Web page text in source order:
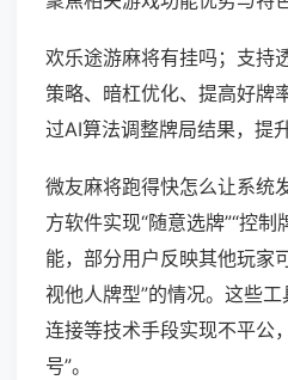
欢乐途游麻将有挂吗；支持
策略、暗杠优化、提高好牌
过AI算法调整牌局结果，提
微友麻将跑得快怎么让系统
方软件实现“随意选牌”“控制
能，部分用户反映其他玩家
视他人牌型”的情况。这些
连接等技术手段实现不平公
号”。